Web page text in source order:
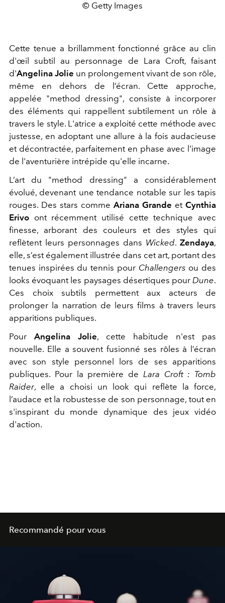
© Getty Images
Cette tenue a brillamment fonctionné grâce au clin
d'œil subtil au personnage de Lara Croft, faisant
d'Angelina Jolie un prolongement vivant de son rôle,
même en dehors de l’écran. Cette approche,
appelée "method dressing", consiste à incorporer
des éléments qui rappellent subtilement un rôle à
travers le style. L'atrice a exploité cette méthode avec
justesse, en adoptant une allure à la fois audacieuse
et décontractée, parfaitement en phase avec l'image
de l'aventurière intrépide qu'elle incarne.
L’art du "method dressing" a considérablement
évolué, devenant une tendance notable sur les tapis
rouges. Des stars comme Ariana Grande et Cynthia
Erivo ont récemment utilisé cette technique avec
finesse, arborant des couleurs et des styles qui
reflètent leurs personnages dans Wicked. Zendaya,
elle, s’est également illustrée dans cet art, portant des
tenues inspirées du tennis pour Challengers ou des
looks évoquant les paysages désertiques pour Dune.
Ces choix subtils permettent aux acteurs de
prolonger la narration de leurs films à travers leurs
apparitions publiques.
Pour Angelina Jolie, cette habitude n'est pas
nouvelle. Elle a souvent fusionné ses rôles à l’écran
avec son style personnel lors de ses apparitions
publiques. Pour la première de Lara Croft : Tomb
Raider, elle a choisi un look qui reflète la force,
l’audace et la robustesse de son personnage, tout en
s'inspirant du monde dynamique des jeux vidéo
d'action.
Recommandé pour vous